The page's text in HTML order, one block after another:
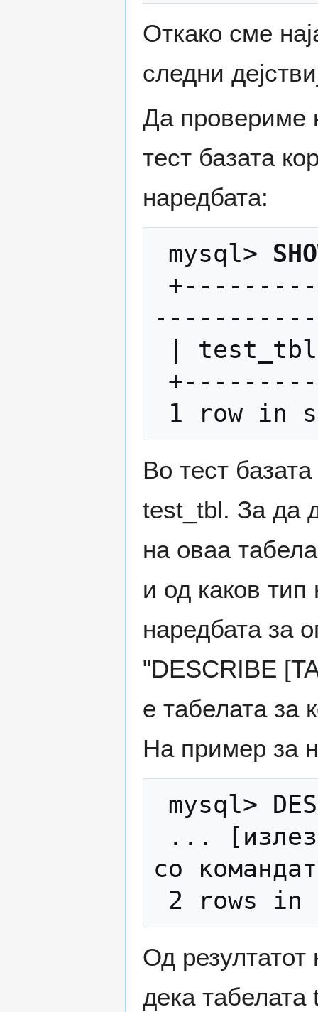
Откако сме
следни
Да провериме
тест базата
наредбата:
mysql>
Во тест
test_tbl. За да
на оваа
и од каков
наредбата за
"DESCRIBE
e табелата за
На пример за
со
Од
дека